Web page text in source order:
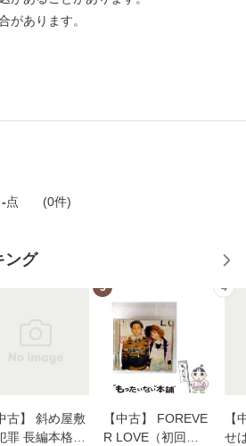
あります。
-点 (0件)
ング
古】 斜め屋敷
罪 長編本格推
3
【中古】 FOREVE
R LOVE（初回生
4
【
せ